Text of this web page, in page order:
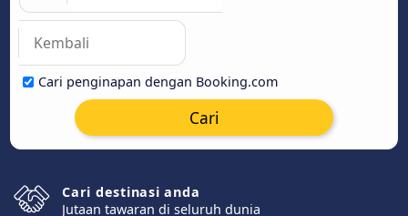
Cari penginapan dengan Booking.com
Cari
Cari destinasi anda
Jutaan tawaran di seluruh dunia